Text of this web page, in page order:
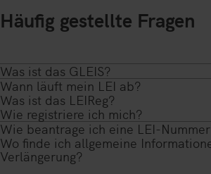
Häufig gestellte Fragen
Was ist das GLEIS?
Das GLEIS ist ein föderales
Vergabestellen für LEIs, das von
Einheit in der Form einer Stiftung –
Foundation (GLEIF) – gesteuert und
übergeordneten Aufsichtseinheit
Wann läuft mein LEI ab?
Ihr LEI ist grundsätzlich nicht zeitlich
nach Erstbeantragung zunächst 12
Der LEI bzw. referenzierte Daten
Was ist das LEIReg?
In Deutschland betreibt die
GmbH seit Januar 2014 eine eigene
das sogenannte LEIReg und vergibt
Wie registriere ich mich?
Um die Registrierung
oberen rechten Bereich auf die
.
Wie beantrage ich eine LEI-
Nach erfolgreicher Registrierung
Bestätigungslink, mit dem Sie sich
Wo finde ich allgemeine
Verlängerung?